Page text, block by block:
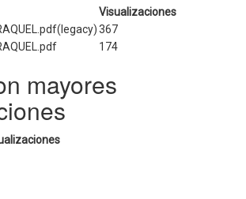
Visualizaciones
367
174
mayores